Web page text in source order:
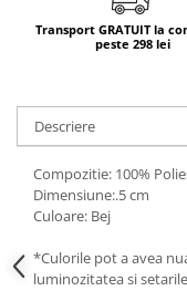
Transport GRATUIT la
peste 298 lei
Descriere
Compozitie: 100%
Dimensiune:.5 cm
Culoare: Bej
*Culorile pot a avea
luminozitatea si